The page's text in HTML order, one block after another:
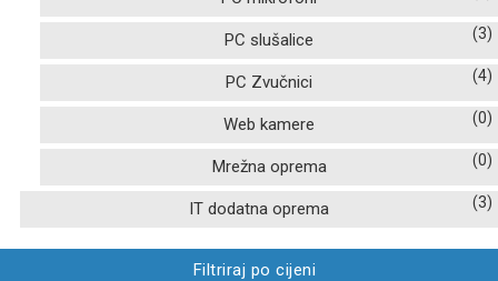
PC slušalice (3)
PC Zvučnici (4)
Web kamere (0)
Mrežna oprema (0)
IT dodatna oprema (3)
Filtriraj po cijeni